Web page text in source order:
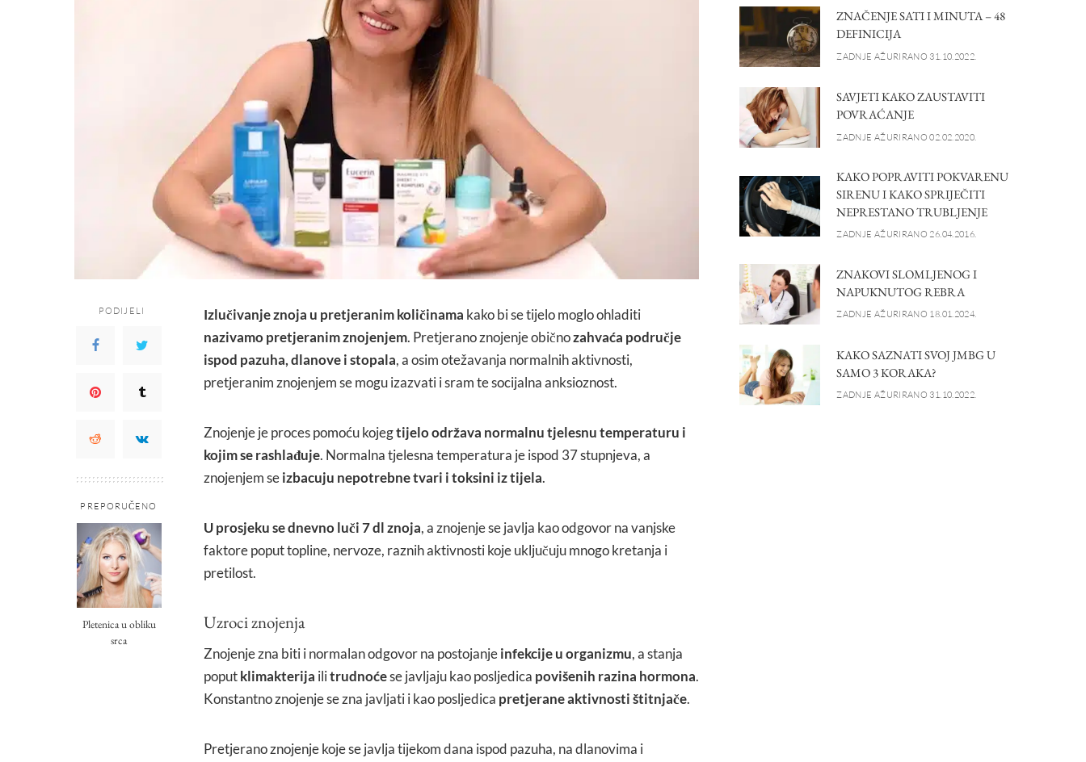
PODIJELI
PREPORUČENO
Pletenica u obliku
srca
Izlučivanje znoja u pretjeranim količinama kako bi se tijelo moglo ohladiti
nazivamo pretjeranim znojenjem. Pretjerano znojenje običnozahvaća područje
ispod pazuha, dlanove i stopala, a osim otežavanja normalnih aktivnosti,
pretjeranim znojenjem se mogu izazvati i sram te socijalna anksioznost.
Znojenje je proces pomoću kojegtijelo održava normalnu tjelesnu temperaturu i
kojim se rashlađuje. Normalna tjelesna temperatura je ispod 37 stupnjeva, a
znojenjem seizbacuju nepotrebne tvari i toksini iz tijela.
U prosjeku se dnevno luči 7 dl znoja, a znojenje se javlja kao odgovor na vanjske
faktore poput topline, nervoze, raznih aktivnosti koje uključuju mnogo kretanja i
pretilost.
Uzroci znojenja
Znojenje zna biti i normalan odgovor na postojanjeinfekcije u organizmu, a stanja
poputklimakterija ilitrudnoćese javljaju kao posljedica povišenih razina hormona.
Konstantno znojenje se zna javljati i kao posljedica pretjerane aktivnosti štitnjače.
Pretjerano znojenje koje se javlja tijekom dana ispod pazuha, na dlanovima i
ZNAČENJE SATI I MINUTA – 48
DEFINICIJA
ZADNJE AŽURIRANO 31.10.2022.
SAVJETI KAKO ZAUSTAVITI
POVRAĆANJE
ZADNJE AŽURIRANO 02.02.2020.
KAKO POPRAVITI POKVARENU
SIRENU I KAKO SPRIJEČITI
NEPRESTANO TRUBLJENJE
ZADNJE AŽURIRANO 26.04.2016.
ZNAKOVI SLOMLJENOG I
NAPUKNUTOG REBRA
ZADNJE AŽURIRANO 18.01.2024.
KAKO SAZNATI SVOJ JMBG U
SAMO 3 KORAKA?
ZADNJE AŽURIRANO 31.10.2022.